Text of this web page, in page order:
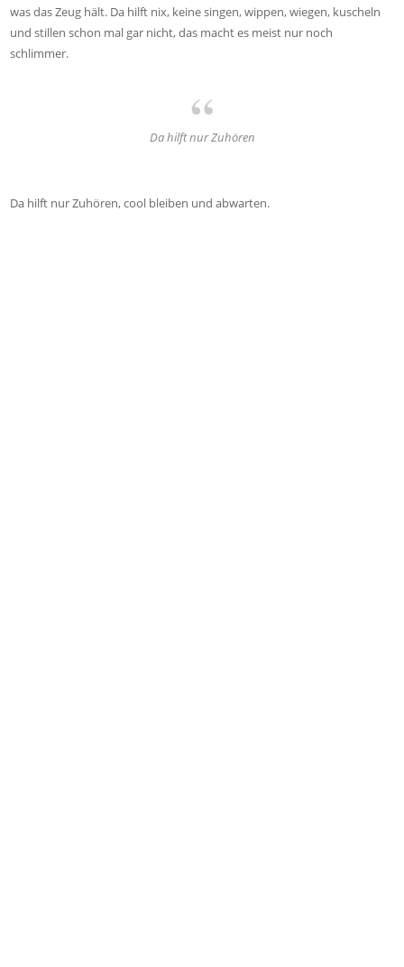
was das Zeug hält. Da hilft nix, keine singen, wippen, wiegen, kuscheln
und stillen schon mal gar nicht, das macht es meist nur noch
schlimmer.
Da hilft nur Zuhören
Da hilft nur Zuhören, cool bleiben und abwarten.